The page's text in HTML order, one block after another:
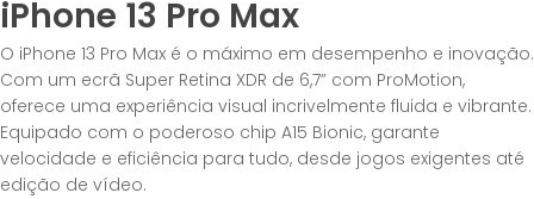
iPhone 13 Pro Max
O iPhone 13 Pro Max é o máximo em desempenho e inovação.
Com um ecrã Super Retina XDR de 6,7” com ProMotion,
oferece uma experiência visual incrivelmente fluida e vibrante.
Equipado com o poderoso chip A15 Bionic, garante
velocidade e eficiência para tudo, desde jogos exigentes até
edição de vídeo.